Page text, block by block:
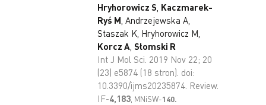
Hryhorowicz S Kaczmarek-
Ryś M , Andrzejewska A,
Staszak K, Hryhorowicz M,
Korcz A Słomski R
Int J Mol Sci. 2019 Nov 22; 20
(23) e5874 (18 stron). doi:
10.3390/ijms20235874. Review.
IF-4,183 MNiSW-140.